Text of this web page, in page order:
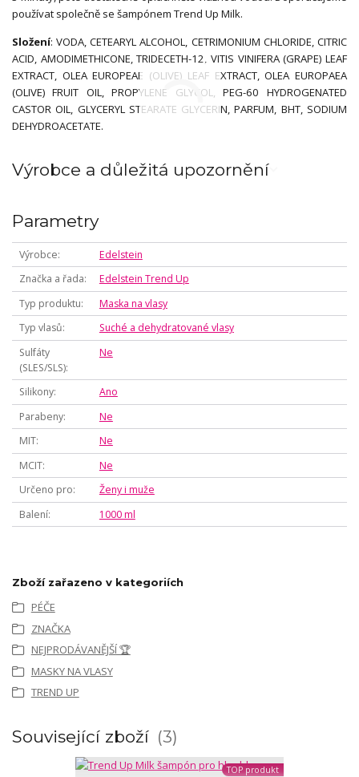
používat společně se šampónem Trend Up Milk.
Složení: VODA, CETEARYL ALCOHOL, CETRIMONIUM CHLORIDE, CITRIC
ACID, AMODIMETHICONE, TRIDECETH-12, VITIS VINIFERA (GRAPE) LEAF
EXTRACT, OLEA EUROPEAE (OLIVE) LEAF EXTRACT, OLEA EUROPAEA
(OLIVE) FRUIT OIL, PROPYLENE GLYCOL, PEG-60 HYDROGENATED
CASTOR OIL, GLYCERYL STEARATE GLYCERIN, PARFUM, BHT, SODIUM
DEHYDROACETATE.
Výrobce a důležitá upozornění
Parametry
Výrobce
Edelstein
Značka a řada
Edelstein Trend Up
Typ produktu
Maska na vlasy
Typ vlasů
Suché a dehydratované vlasy
Sulfáty
(SLES/SLS)
Ne
Silikony
Ano
Parabeny
Ne
MIT
Ne
MCIT
Ne
Určeno pro
Ženy i muže
Balení
1000 ml
Zboží zařazeno v kategoriích
PÉČE
ZNAČKA
NEJPRODÁVANĚJŠÍ 🏆
MASKY NA VLASY
TREND UP
Související zboží 3
TOP produkt